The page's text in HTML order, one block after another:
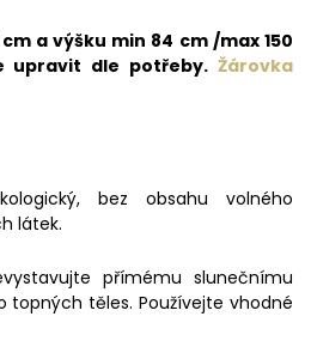
a výšku min 84 cm /max 150
upravit dle potřeby. Žárovka
bez obsahu volného
látek.
přímému slunečnímu
topných těles. Používejte vhodné